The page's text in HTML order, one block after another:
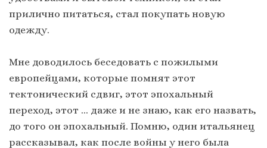
прилично питаться, стал покупать новую
одежду.
Мне доводилось беседовать с пожилыми
европейцами, которые помнят этот
тектонический сдвиг, этот эпохальный
переход, этот … даже и не знаю, как его назвать,
до того он эпохальный. Помню, один итальянец
рассказывал, как после войны у него была